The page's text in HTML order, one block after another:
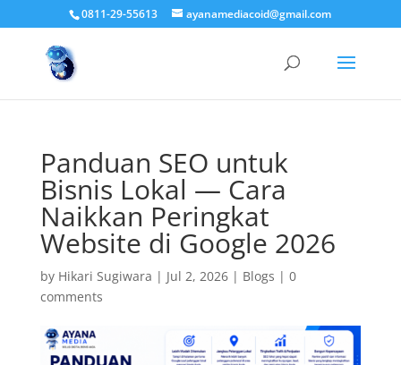
0811-29-55613 ayanamediacoid@gmail.com
Panduan SEO untuk
Bisnis Lokal — Cara
Naikkan Peringkat
Website di Google 2026
by Hikari Sugiwara | Jul 2, 2026| Blogs | 0
comments